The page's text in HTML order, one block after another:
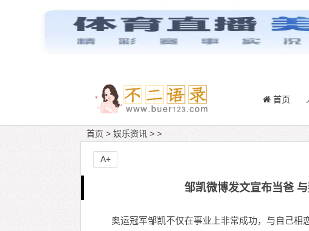
首页
首页 > 娱乐资讯 > >
邹凯微博发文宣布当爸
奥运冠军邹凯不仅在事业上非常成功，与自己相
A+